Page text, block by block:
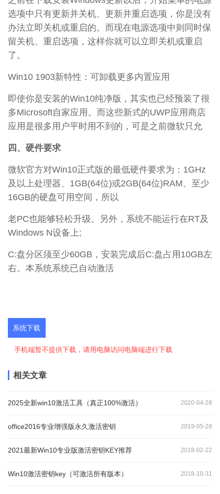
选项中只有更新并关机、更新并重启选项，你是没有
办法立即关机或重启的。而现在电源选项中则同时保
留关机、重启选项，这样你就可以立即关机或重启
了。
Win10 1903新特性：可卸载更多内置应用
即使你是安装的Win10纯净版，其实也已经预装了很
多Microsoft自家应用。而这些新式的UWP应用商店
应用是很多用户平时用不到的，可是之前微软只允
四、硬件要求
微软官方对Win10正式版的最低硬件要求为：1GHz
及以上处理器、1GB(64位)或2GB(64位)RAM、至少
16GB的硬盘可用空间，所以
老PC也能够轻松升级。另外，系统不能运行在RT及
Windows N设备上;
C:盘分区须至少60GB，安装完成后C:盘占用10GB左
右。本系统系统已自动激活
系统下载
手机端暂不提供下载，请用电脑访问电脑端进行下载
相关文章
2025全新win10激活工具（真正100%激活） 2020-04-28
office2016专业增强版永久激活密钥 2019-05-28
2021最新Win10专业版激活密钥KEY推荐 2018-02-22
Win10激活密钥key（可激活所有版本） 2018-10-31